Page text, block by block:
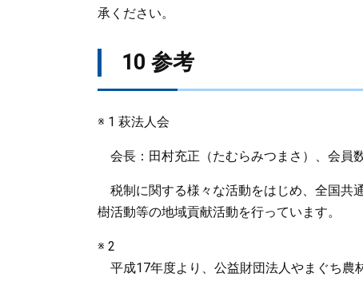
承ください。
10 参考
※ 1 萩法人会
会長：田村充正（たむらみつまさ）、会員
税制に関する様々な活動をはじめ、全国共
樹活動等の地域貢献活動を行っています。
※ 2
平成17年度より、公益財団法人やまぐち農